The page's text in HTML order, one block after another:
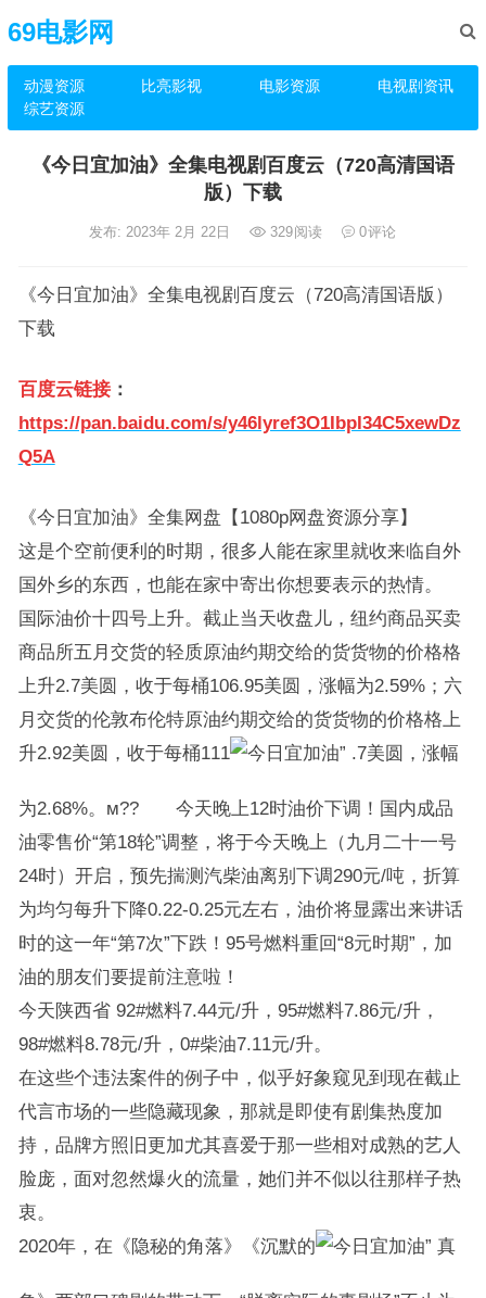
69电影网
动漫资源 比亮影视 电影资源
电视剧资讯
综艺资源
《今日宜加油》全集电视剧百度云（720高清国语
版）下载
发布: 2023年 2月 22日 329阅读 0评论
《今日宜加油》全集电视剧百度云（720高清国语版）
下载
百度云链接：
https://pan.baidu.com/s/y46lyref3O1IbpI34C5xewDz
Q5A
《今日宜加油》全集网盘【1080p网盘资源分享】
这是个空前便利的时期，很多人能在家里就收来临自外
国外乡的东西，也能在家中寄出你想要表示的热情。
国际油价十四号上升。截止当天收盘儿，纽约商品买卖
商品所五月交货的轻质原油约期交给的货货物的价格格
上升2.7美圆，收于每桶106.95美圆，涨幅为2.59%；六
月交货的伦敦布伦特原油约期交给的货货物的价格格上
升2.92美圆，收于每桶111
.7美圆，涨幅
为2.68%。м?? 今天晚上12时油价下调！国内成品
油零售价“第18轮”调整，将于今天晚上（九月二十一号
24时）开启，预先揣测汽柴油离别下调290元/吨，折算
为均匀每升下降0.22-0.25元左右，油价将显露出来讲话
时的这一年“第7次”下跌！95号燃料重回“8元时期”，加
油的朋友们要提前注意啦！
今天陕西省 92#燃料7.44元/升，95#燃料7.86元/升，
98#燃料8.78元/升，0#柴油7.11元/升。
在这些个违法案件的例子中，似乎好象窥见到现在截止
代言市场的一些隐藏现象，那就是即使有剧集热度加
持，品牌方照旧更加尤其喜爱于那一些相对成熟的艺人
脸庞，面对忽然爆火的流量，她们并不似以往那样子热
衷。
2020年，在《隐秘的角落》《沉默的
真